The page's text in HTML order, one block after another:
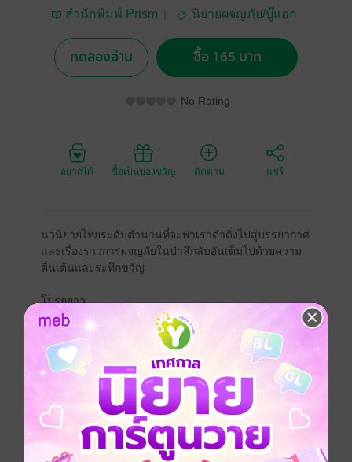
สำนักพิมพ์ Prism
นิยายผจญภัย/บู๊แอก
ทดลองอ่าน ซื้อ 165 บาท
No Rating
อยากได้ ซื้อเป็นของขวัญ ติดตาม แชร์
นวนิยายไทยระดับตำนานที่จะพาเราดำดิ่งไปสู่บรรยากาศ
และเรื่องราวการผจญภัยในป่าลึกลับอันเต็มไปด้วยความ
ตื่นเต้นและระทึกขวัญ
โปรยยาว
เพชรพระอุมา ตอน มงกุฎไพร
เล่ม 47
เนินพระจันทร์ ขอต้อนรับทุกท่านที่เสี่ยงชีวิตมาด้วยความ
ยินดี และเต็มใจยิ่ง และผม...รพินทร์ ไพรวัลย์ ก็ขอคารวะ
น้ำใจอันยิ่งใหญ่ เปี่ยมล้นไปด้วยเลือดนักสู้ของพวกท่านทุก
คน ผมไม่เคยคิดมาก่อนว่า พวกท่านจะมีความมานะบาก
บั่น ทรหดอดทน มีความสามารถที่จะดำรงชีวิตอยู่รอด
ตลอดเส้นทางมรณะ และติดตามผมจนถึงปากประตู